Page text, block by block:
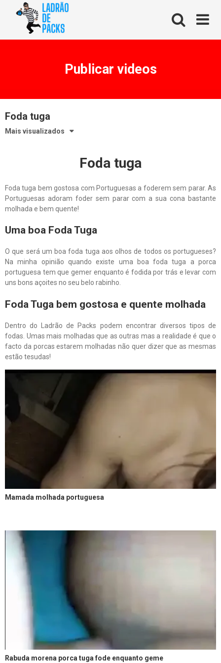
Publicar videos
Foda tuga
Mais visualizados
Foda tuga
Foda tuga bem gostosa com Portuguesas a foderem sem parar. As
Portuguesas adoram foder sem parar com a sua cona bastante
molhada e bem quente!
Uma boa Foda Tuga
O que será um boa foda tuga aos olhos de todos os portugueses?
Na minha opinião quando existe uma boa foda tuga a porca
portuguesa tem que gemer enquanto é fodida por trás e levar com
uns bons açoites no seu belo rabinho.
Foda Tuga bem gostosa e quente molhada
Dentro do Ladrão de Packs podem encontrar diversos tipos de
fodas. Umas mais molhadas que as outras mas a realidade é que o
facto da porcas estarem molhadas não quer dizer que as mesmas
estão tesudas!
Mamada molhada portuguesa
Rabuda morena porca tuga fode enquanto geme